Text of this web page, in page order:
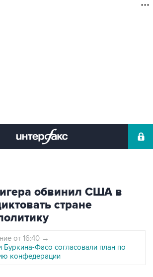
обвинил США в
стране
от 16:40 →
Буркина-Фасо согласовали план по
конфедерации